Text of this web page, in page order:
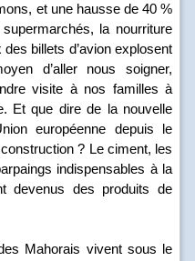
et une hausse de 40 %
la nourriture
billets d’avion explosent
d’aller nous soigner,
visite à nos familles à
Et que dire de la nouvelle
européenne depuis le
? Le ciment, les
indispensables à la
devenus des produits de
Mahorais vivent sous le